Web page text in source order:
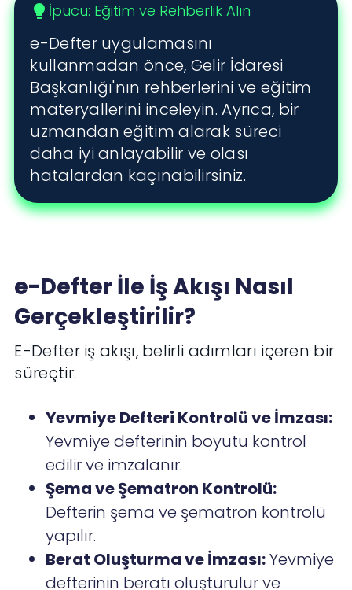
lightbulb İpucu: Eğitim ve Rehberlik Alın
e-Defter uygulamasını
kullanmadan önce, Gelir İdaresi
Başkanlığı'nın rehberlerini ve eğitim
materyallerini inceleyin. Ayrıca, bir
uzmandan eğitim alarak süreci
daha iyi anlayabilir ve olası
hatalardan kaçınabilirsiniz.
e-Defter İle İş Akışı Nasıl
Gerçekleştirilir?
E-Defter iş akışı, belirli adımları içeren bir
süreçtir:
Yevmiye Defteri Kontrolü ve İmzası:
Yevmiye defterinin boyutu kontrol
edilir ve imzalanır.
Şema ve Şematron Kontrolü:
Defterin şema ve şematron kontrolü
yapılır.
Berat Oluşturma ve İmzası:Yevmiye
defterinin beratı oluşturulur ve